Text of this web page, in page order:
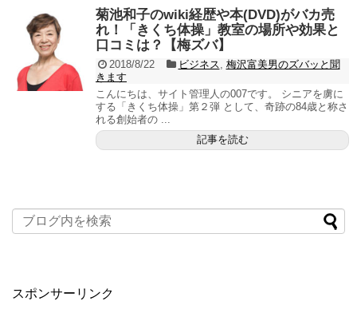
菊池和子のwiki経歴や本(DVD)がバカ売
れ！「きくち体操」教室の場所や効果と
口コミは？【梅ズバ】
2018/8/22 ビジネス, 梅沢富美男のズバッと聞
きます
こんにちは、サイト管理人の007です。 シニアを虜に
する「きくち体操」第２弾 として、奇跡の84歳と称さ
れる創始者の ...
記事を読む
スポンサーリンク